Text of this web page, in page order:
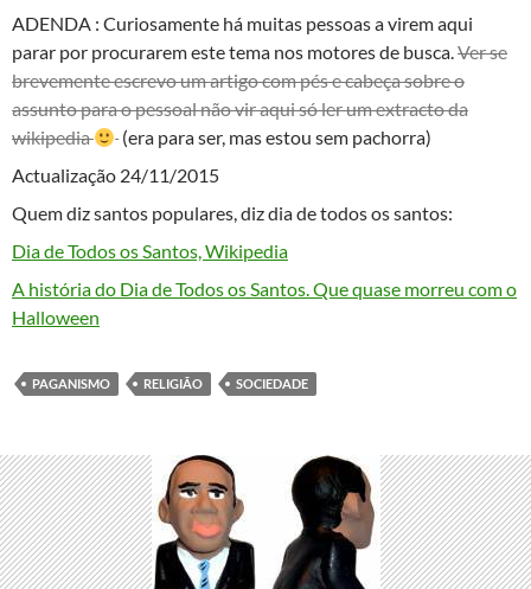
ADENDA : Curiosamente há muitas pessoas a virem aqui
parar por procurarem este tema nos motores de busca.Ver se
brevemente escrevo um artigo com pés e cabeça sobre o
assunto para o pessoal não vir aqui só ler um extracto da
wikipedia
(era para ser, mas estou sem pachorra)
Actualização 24/11/2015
Quem diz santos populares, diz dia de todos os santos:
Dia de Todos os Santos, Wikipedia
A história do Dia de Todos os Santos. Que quase morreu com o
Halloween
PAGANISMO RELIGIÃO SOCIEDADE